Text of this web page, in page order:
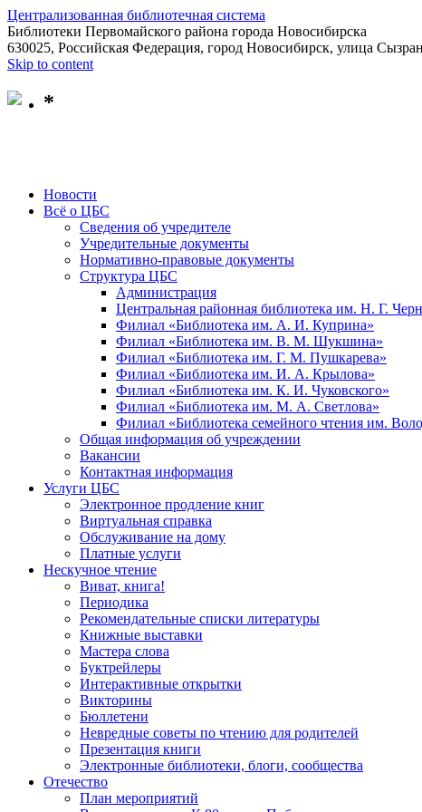
Централизованная библиотечная система
Библиотеки Первомайского района города Новосибирска
630025, Российская Федерация, город Новосибирск, улица
Skip to content
*
Новости
Всё о ЦБС
Сведения об учредителе
Учредительные документы
Нормативно-правовые документы
Структура ЦБС
Администрация
Центральная районная библиотека им. Н. Г.
Филиал «Библиотека им. А. И. Куприна»
Филиал «Библиотека им. В. М. Шукшина»
Филиал «Библиотека им. Г. М. Пушкарева»
Филиал «Библиотека им. И. А. Крылова»
Филиал «Библиотека им. К. И. Чуковского»
Филиал «Библиотека им. М. А. Светлова»
Филиал «Библиотека семейного чтения им.
Общая информация об учреждении
Вакансии
Контактная информация
Услуги ЦБС
Электронное продление книг
Виртуальная справка
Обслуживание на дому
Платные услуги
Нескучное чтение
Виват, книга!
Периодика
Рекомендательные списки литературы
Книжные выставки
Мастера слова
Буктрейлеры
Интерактивные открытки
Викторины
Бюллетени
Невредные советы по чтению для родителей
Презентация книги
Электронные библиотеки, блоги, сообщества
Отечество
План мероприятий